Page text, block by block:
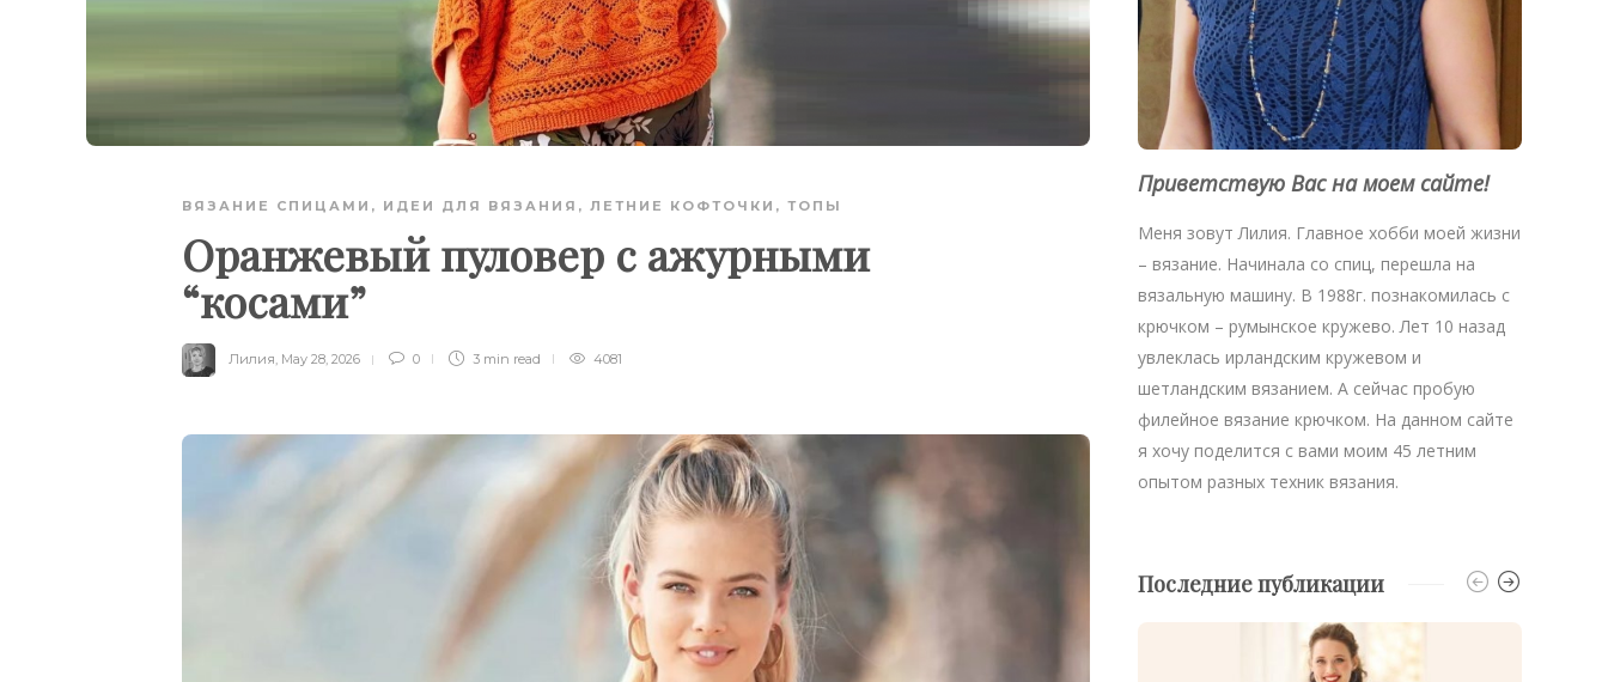
ВЯЗАНИЕ СПИЦАМИ , ИДЕИ ДЛЯ ВЯЗАНИЯ , ЛЕТНИЕ КОФТОЧКИ, ТОПЫ
Оранжевый пуловер с ажурными
“косами”
Лилия, May 28, 2026 0 3 min read 4081
Приветствую Вас на моем сайте!
Меня зовут Лилия. Главное хобби моей жизни
– вязание. Начинала со спиц, перешла на
вязальную машину. В 1988г. познакомилась с
крючком – румынское кружево. Лет 10 назад
увлеклась ирландским кружевом и
шетландским вязанием. А сейчас пробую
филейное вязание крючком. На данном сайте
я хочу поделится с вами моим 45 летним
опытом разных техник вязания.
Последние публикации